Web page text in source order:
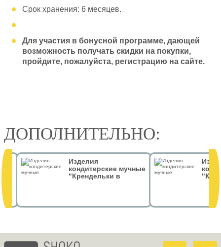
Срок хранения: 6 месяцев.
Для участия в бонусной программе, дающей
возможность получать скидки на покупки,
пройдите, пожалуйста, регистрацию на сайте.
ДОПОЛНИТЕЛЬНО:
Изделия
кондитерские мучные
"Крендельки в
Дом